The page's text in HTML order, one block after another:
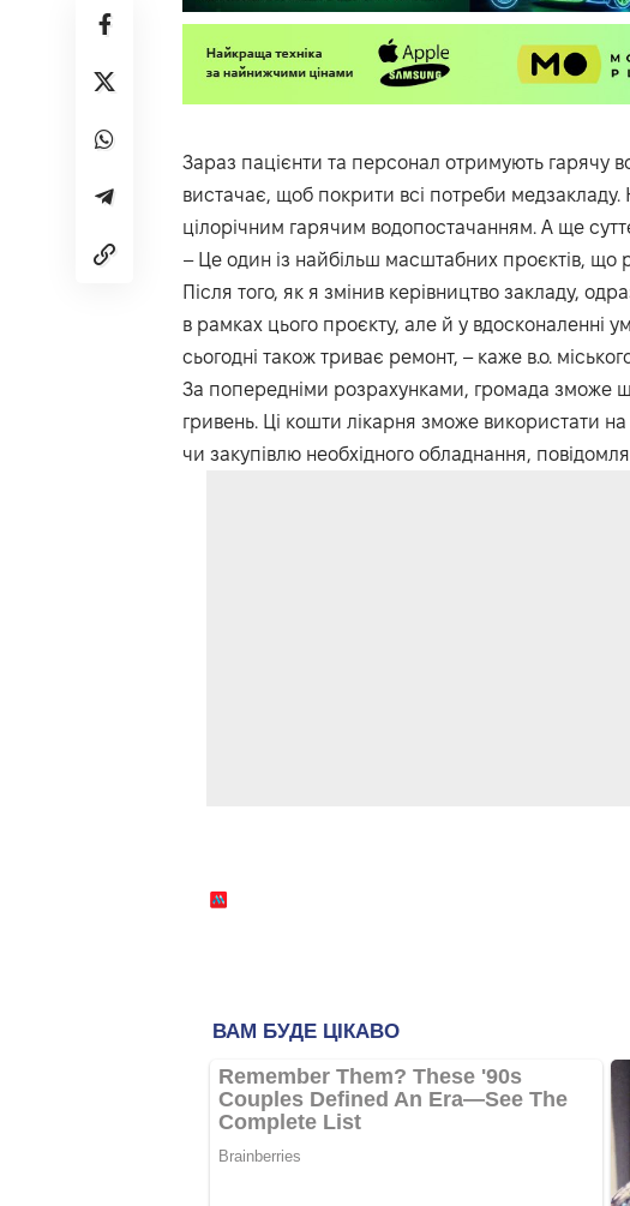
Зараз пацієнти та персонал отримують гарячу
вистачає, щоб покрити всі потреби медзакладу.
цілорічним гарячим водопостачанням. А ще
– Це один із найбільш масштабних проєктів, що
Після того, як я змінив керівництво закладу,
в рамках цього проєкту, але й у вдосконаленні
сьогодні також триває ремонт, – каже в.о.
За попередніми розрахунками, громада зможе
гривень. Ці кошти лікарня зможе використати
чи закупівлю необхідного обладнання,